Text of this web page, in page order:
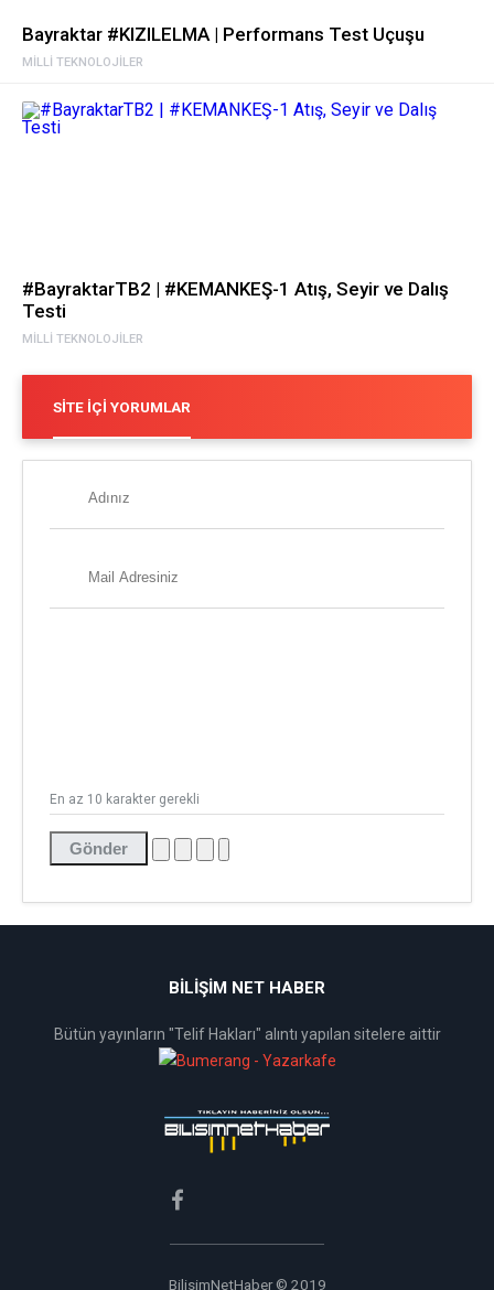
MILLI TEKNOLOJILER
Bayraktar #KIZILELMA | Performans Test Uçuşu
MILLI TEKNOLOJILER
#BayraktarTB2 | #KEMANKEŞ-1 Atış, Seyir ve Dalış
Testi
SITE İÇI YORUMLAR
Gönder
En az 10 karakter gerekli
BİLİŞİM NET HABER
Bütün yayınların "Telif Hakları" alıntı yapılan sitelere aittir
BilisimNetHaber © 2019